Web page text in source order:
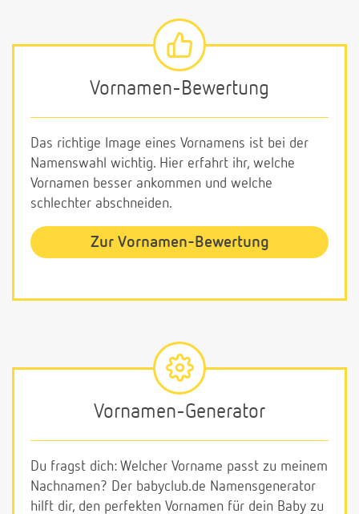
Vornamen-Bewertung
Das richtige Image eines Vornamens ist bei der
Namenswahl wichtig. Hier erfahrt ihr, welche
Vornamen besser ankommen und welche
schlechter abschneiden.
Zur Vornamen-Bewertung
Vornamen-Generator
Du fragst dich: Welcher Vorname passt zu meinem
Nachnamen? Der babyclub.de Namensgenerator
hilft dir, den perfekten Vornamen für dein Baby zu